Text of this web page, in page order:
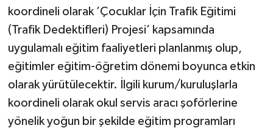
koordineli olarak ’Çocuklar İçin Trafik Eğitimi
(Trafik Dedektifleri) Projesi’ kapsamında
uygulamalı eğitim faaliyetleri planlanmış olup,
eğitimler eğitim-öğretim dönemi boyunca etkin
olarak yürütülecektir. İlgili kurum/kuruluşlarla
koordineli olarak okul servis aracı şoförlerine
yönelik yoğun bir şekilde eğitim programları